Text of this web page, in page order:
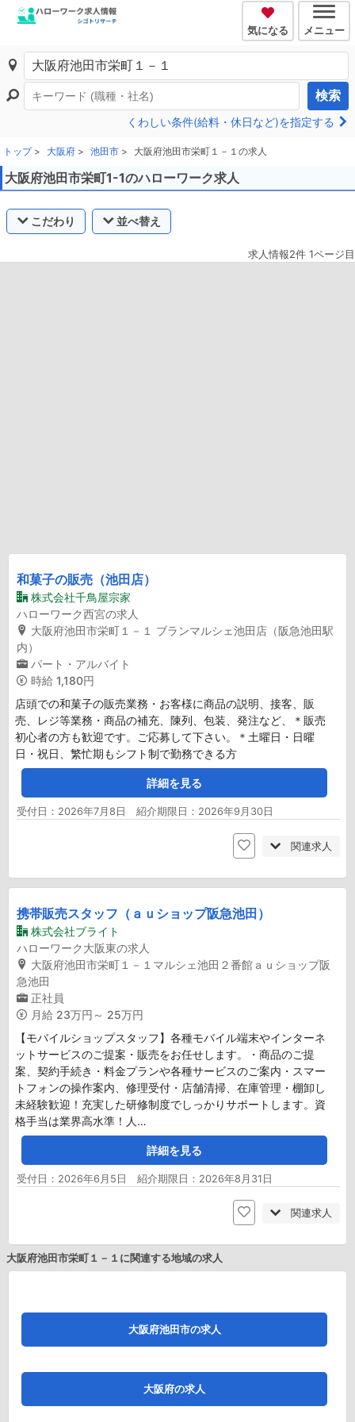
気になる メニュー
検索
くわしい条件(給料・休日など)を指定する
トップ 大阪府 池田市 大阪府池田市栄町１－１の求人
大阪府池田市栄町1-1のハローワーク求人
こだわり 並べ替え
求人情報2件 1ページ目
和菓子の販売（池田店）
株式会社千鳥屋宗家
ハローワーク西宮の求人
大阪府池田市栄町１－１ ブランマルシェ池田店（阪急池田駅
内）
パート・アルバイト
時給 1,180円
店頭での和菓子の販売業務・お客様に商品の説明、接客、販
売、レジ等業務・商品の補充、陳列、包装、発注など、＊販売
初心者の方も歓迎です。ご応募して下さい。＊土曜日・日曜
日・祝日、繁忙期もシフト制で勤務できる方
詳細を見る
受付日：2026年7月8日 紹介期限日：2026年9月30日
関連求人
携帯販売スタッフ（ａｕショップ阪急池田）
株式会社ブライト
ハローワーク大阪東の求人
大阪府池田市栄町１－１マルシェ池田２番館ａｕショップ阪
急池田
正社員
月給 23万円～ 25万円
【モバイルショップスタッフ】各種モバイル端末やインターネ
ットサービスのご提案・販売をお任せします。・商品のご提
案、契約手続き・料金プランや各種サービスのご案内・スマー
トフォンの操作案内、修理受付・店舗清掃、在庫管理・棚卸し
未経験歓迎！充実した研修制度でしっかりサポートします。資
格手当は業界高水準！人…
詳細を見る
受付日：2026年6月5日 紹介期限日：2026年8月31日
関連求人
大阪府池田市栄町１－１に関連する地域の求人
大阪府池田市の求人
大阪府の求人